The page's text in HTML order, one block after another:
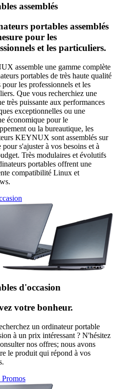
assemblés
portables assemblés
pour les
et les particuliers.
assemble une gamme complète
portables de très haute qualité
pour les professionnels et les
Que vous recherchiez une
très puissante aux performances
exceptionnelles ou une
économique pour le
ou la bureautique, les
KEYNUX sont assemblés sur
pour s'ajuster à vos besoins et à
Très modulaires et évolutifs
portables offrent une
compatibilité Linux et
d'occasion
votre bonheur.
un ordinateur portable
à un prix intéressant ? N'hésitez
nos offres; nous avons
le produit qui répond à vos
Promos